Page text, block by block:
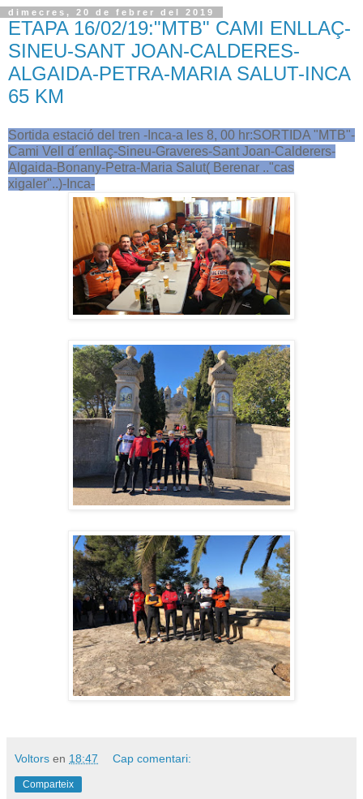
dimecres, 20 de febrer del 2019
ETAPA 16/02/19:"MTB" CAMI ENLLAÇ-
SINEU-SANT JOAN-CALDERES-
ALGAIDA-PETRA-MARIA SALUT-INCA
65 KM
Sortida estació del tren -Inca-a les 8, 00 hr:SORTIDA "MTB"-
Cami Vell d´enllaç-Sineu-Graveres-Sant Joan-Calderers-
Algaida-Bonany-Petra-Maria Salut( Berenar .."cas
xigaler"..)-Inca-
Voltors en 18:47 Cap comentari:
Comparteix